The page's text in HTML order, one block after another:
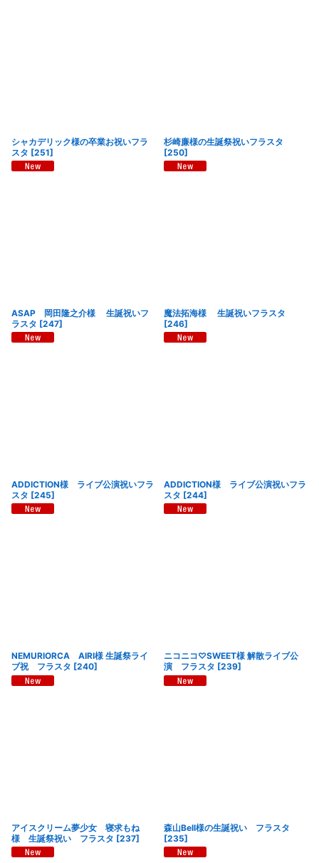
シャカデリック様の卒業お祝いフラ
スタ [251]
杉崎廉様の生誕祭祝いフラスタ
[250]
ASAP 岡田隆之介様 生誕祝いフ
ラスタ [247]
魔法拓海様 生誕祝いフラスタ
[246]
ADDICTION様 ライブ公演祝いフラ
スタ [245]
ADDICTION様 ライブ公演祝いフラ
スタ [244]
NEMURIORCA AIRI様 生誕祭ライ
ブ祝 フラスタ [240]
ニコニコ♡SWEET様 解散ライブ公
演 フラスタ [239]
アイスクリーム夢少女 寝求もね
様 生誕祭祝い フラスタ [237]
森山Bell様の生誕祝い フラスタ
[235]